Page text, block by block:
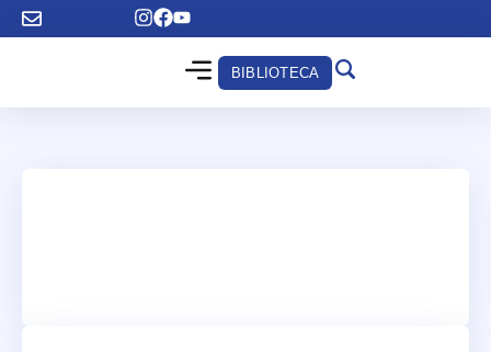
BIBLIOTECA